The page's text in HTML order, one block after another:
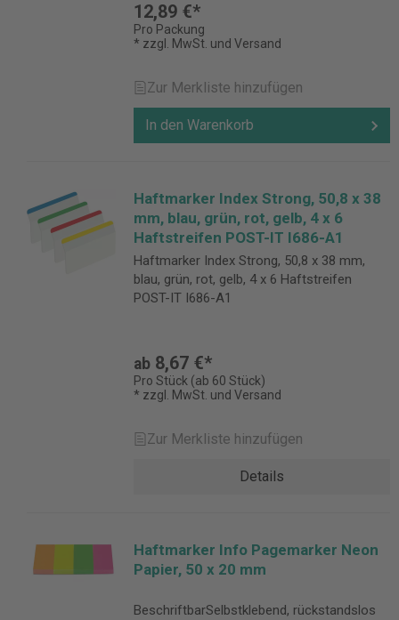
12,89 €*
Pro Packung
* zzgl. MwSt. und Versand
Zur Merkliste hinzufügen
In den Warenkorb
Haftmarker Index Strong, 50,8 x 38
mm, blau, grün, rot, gelb, 4 x 6
Haftstreifen POST-IT I686-A1
Haftmarker Index Strong, 50,8 x 38 mm,
blau, grün, rot, gelb, 4 x 6 Haftstreifen
POST-IT I686-A1
ab 8,67 €*
Pro Stück (ab 60 Stück)
* zzgl. MwSt. und Versand
Zur Merkliste hinzufügen
Details
Haftmarker Info Pagemarker Neon
Papier, 50 x 20 mm
BeschriftbarSelbstklebend, rückstandslos